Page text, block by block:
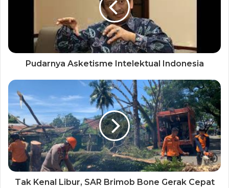
Pudarnya Asketisme Intelektual Indonesia
Tak Kenal Libur, SAR Brimob Bone Gerak Cepat